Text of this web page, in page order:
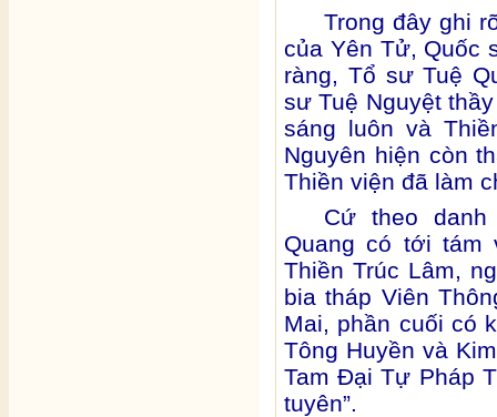
Trong đây ghi
của Yên Tử, Quốc
ràng, Tổ sư Tuệ
sư Tuệ Nguyệt
sáng luôn và
Nguyên hiện còn
Thiền viện đã làm
Cứ theo
Quang có tới tám
Thiền Trúc Lâm,
bia tháp Viên
Mai, phần cuối có
Tông Huyền và
Tam Đại Tự Pháp
tuyên”.